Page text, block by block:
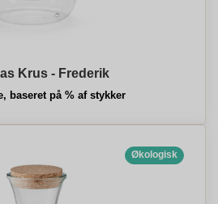
Krus - Frederik
baseret på % af stykker
Økologisk